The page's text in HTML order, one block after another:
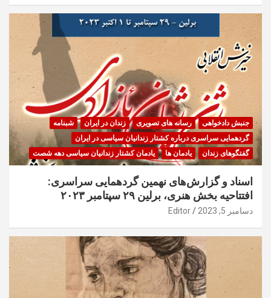
جنبش دادخواهی رسانه های تصویری زندان در ایران
شبنامه
گردهمایی سراسری درباره کشتار زندانیان سیاسی در ایران
گفتگوهای زندان
یادمان ها یادمان کشتار زندانیان سیاسی دهه شصت
اسناد و گزارش‌های نهمین گردهمایی سراسری:
افتتاحیه بخش هنری، برلین ۲۹ سپتامبر ۲۰۲۳
دسامبر 5, 2023 Editor